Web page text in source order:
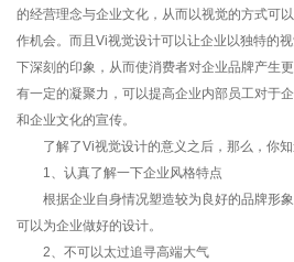
的经营理念与企业文化，从而以视觉的方式可
作机会。而且Vi视觉设计可以让企业以独特的
下深刻的印象，从而使消费者对企业品牌产生
有一定的凝聚力，可以提高企业内部员工对于
和企业文化的宣传。
了解了Vi视觉设计的意义之后，那么，你知
1、认真了解一下企业风格特点
根据企业自身情况塑造较为良好的品牌形象
可以为企业做好的设计。
2、不可以太过追寻高端大气